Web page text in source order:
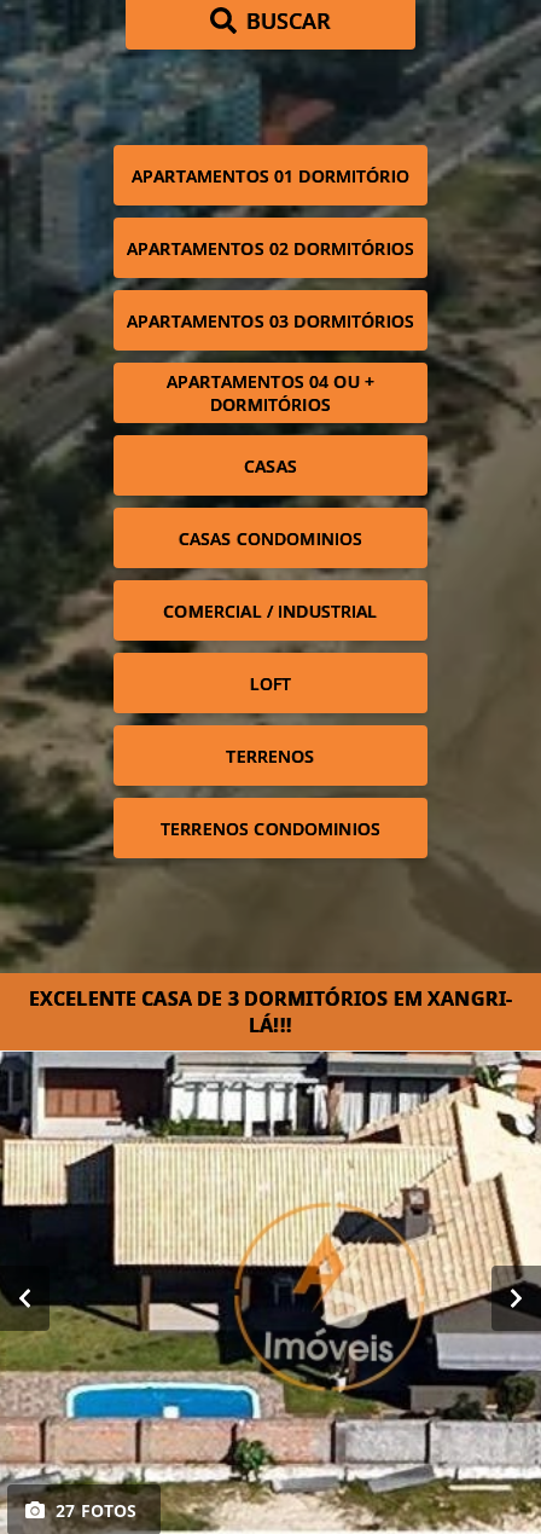
BUSCAR
APARTAMENTOS 01 DORMITÓRIO
APARTAMENTOS 02 DORMITÓRIOS
APARTAMENTOS 03 DORMITÓRIOS
APARTAMENTOS 04 OU +
DORMITÓRIOS
CASAS
CASAS CONDOMINIOS
COMERCIAL / INDUSTRIAL
LOFT
TERRENOS
TERRENOS CONDOMINIOS
EXCELENTE CASA DE 3 DORMITÓRIOS EM XANGRI-
LÁ!!!
27 FOTOS